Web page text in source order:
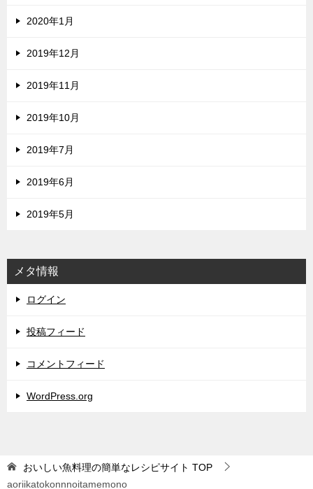
2020年1月
2019年12月
2019年11月
2019年10月
2019年7月
2019年6月
2019年5月
メタ情報
ログイン
投稿フィード
コメントフィード
WordPress.org
おいしい魚料理の簡単なレシピサイト TOP
aoriikatokonnnoitamemono